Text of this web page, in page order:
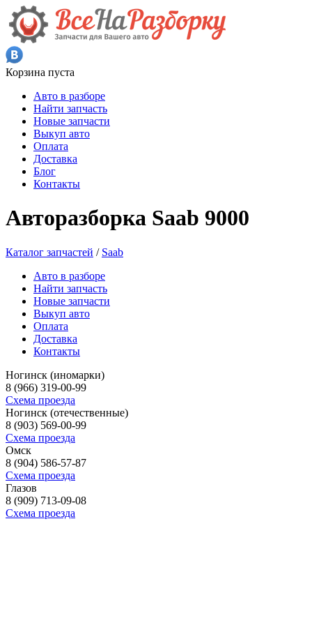
Корзина пуста
Авто в разборе
Найти запчасть
Новые запчасти
Выкуп авто
Оплата
Доставка
Блог
Контакты
Авторазборка Saab 9000
Каталог запчастей / Saab
Авто в разборе
Найти запчасть
Новые запчасти
Выкуп авто
Оплата
Доставка
Контакты
Ногинск (иномарки)
8 (966) 319-00-99
Схема проезда
Ногинск (отечественные)
8 (903) 569-00-99
Схема проезда
Омск
8 (904) 586-57-87
Схема проезда
Глазов
8 (909) 713-09-08
Схема проезда